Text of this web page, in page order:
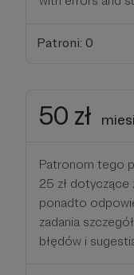
Patroni: 0
50 zł
Patronom tego
25 zł dotyczące
ponadto
zadania
błędów i